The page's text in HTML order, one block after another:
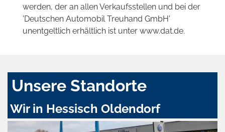
werden, der an allen Verkaufsstellen und bei der
'Deutschen Automobil Treuhand GmbH'
unentgeltlich erhältlich ist unter www.dat.de.
Unsere Standorte
Wir in Hessisch Oldendorf